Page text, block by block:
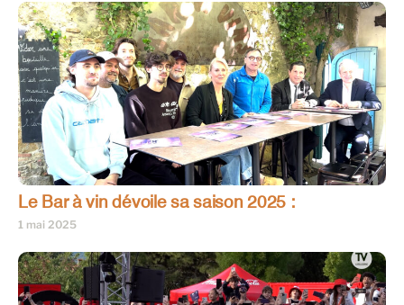
Le Bar à vin dévoile sa saison 2025 :
1 mai 2025